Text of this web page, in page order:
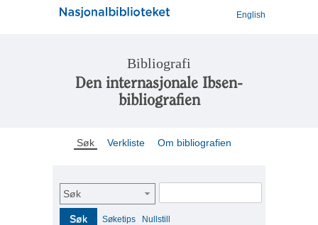
English
Bibliografi
Den internasjonale Ibsen-
bibliografien
Søk Verkliste Om bibliografien
Søk
Søk Søketips Nullstill